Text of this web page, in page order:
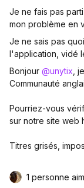
Je ne fais pas
mon problème en
Je ne sais pas
l'application, vidé
Bonjour ​ @unytix ,
Communauté
Pourriez-vous
sur notre site web
Titres grisés,
1 personne